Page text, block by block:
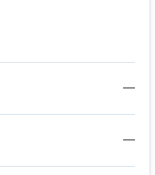
—
—